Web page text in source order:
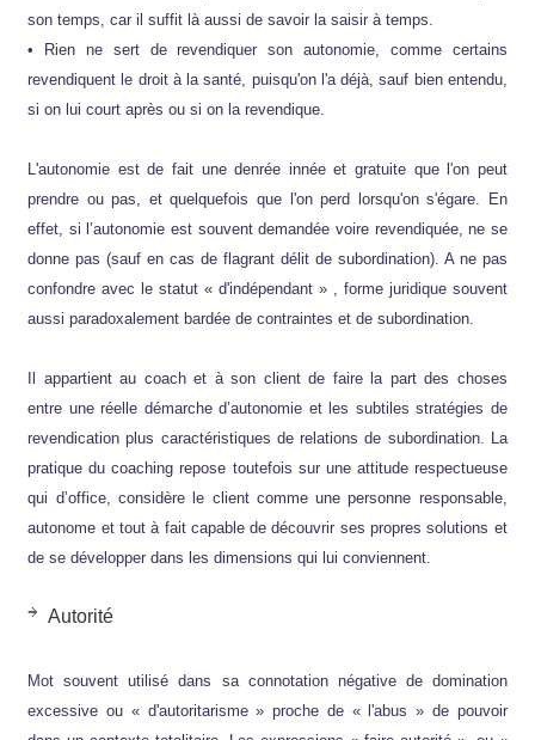
son temps, car il suffit là aussi de savoir la saisir à temps.
• Rien ne sert de revendiquer son autonomie, comme certains
revendiquent le droit à la santé, puisqu'on l'a déjà, sauf bien entendu,
si on lui court après ou si on la revendique.
L'autonomie est de fait une denrée innée et gratuite que l'on peut
prendre ou pas, et quelquefois que l'on perd lorsqu'on s'égare. En
effet, si l’autonomie est souvent demandée voire revendiquée, ne se
donne pas (sauf en cas de flagrant délit de subordination). A ne pas
confondre avec le statut « d'indépendant » , forme juridique souvent
aussi paradoxalement bardée de contraintes et de subordination.
Il appartient au coach et à son client de faire la part des choses
entre une réelle démarche d’autonomie et les subtiles stratégies de
revendication plus caractéristiques de relations de subordination. La
pratique du coaching repose toutefois sur une attitude respectueuse
qui d’office, considère le client comme une personne responsable,
autonome et tout à fait capable de découvrir ses propres solutions et
de se développer dans les dimensions qui lui conviennent.
Autorité
Mot souvent utilisé dans sa connotation négative de domination
excessive ou « d'autoritarisme » proche de « l'abus » de pouvoir